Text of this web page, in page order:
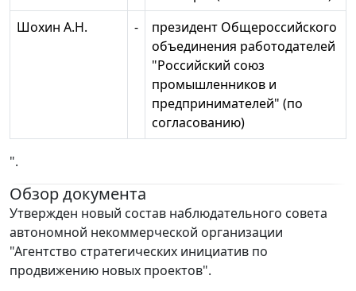
Шохин А.Н.
-
президент Общероссийского
объединения работодателей
"Российский союз
промышленников и
предпринимателей" (по
согласованию)
".
Обзор документа
Утвержден новый состав наблюдательного совета
автономной некоммерческой организации
"Агентство стратегических инициатив по
продвижению новых проектов".